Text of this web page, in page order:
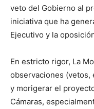
veto del Gobierno al
iniciativa que ha
Ejecutivo y la
En estricto rigor, La
observaciones (vetos,
y morigerar el
Cámaras,